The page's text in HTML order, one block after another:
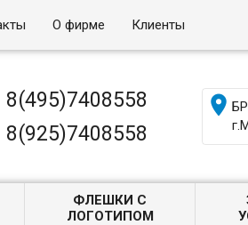
О фирме Клиенты
8(495)7408558
8(925)7408558

ФЛЕШКИ С
ЛОГОТИПОМ